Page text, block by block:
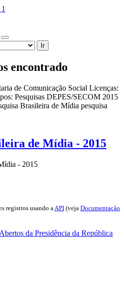
1
Ir
encontrado
de Comunicação Social Licenças:
Pesquisas DEPES/SECOM 2015
Brasileira de Mídia pesquisa
de Mídia - 2015
- 2015
registros usando a API (veja Documentação
da Presidência da República